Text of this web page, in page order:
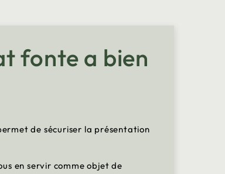
fonte a bien
de sécuriser la présentation
en servir comme objet de